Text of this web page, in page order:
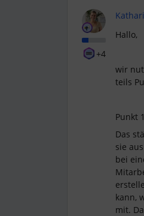
+4
Hallo,
wir
teils
Punkt
Das
sie
bei
kann,
mit.